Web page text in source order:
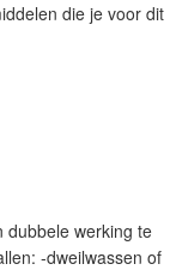
die je voor dit
dubbele werking te
-dweilwassen of